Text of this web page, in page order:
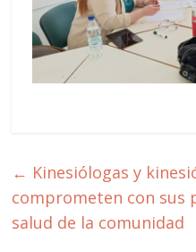
← Kinesiólogas y
comprometen con sus
salud de la comunidad